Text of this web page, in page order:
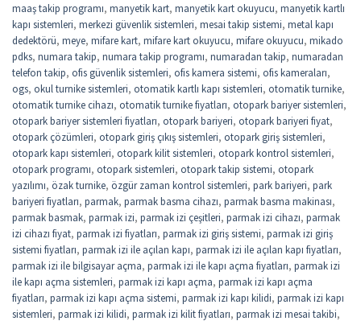
maaş takip programı, manyetik kart, manyetik kart okuyucu, manyetik kartlı
kapı sistemleri, merkezi güvenlik sistemleri, mesai takip sistemi, metal kapı
dedektörü, meye, mifare kart, mifare kart okuyucu, mifare okuyucu, mikado
pdks, numara takip, numara takip programı, numaradan takip, numaradan
telefon takip, ofis güvenlik sistemleri, ofis kamera sistemi, ofis kameraları,
ogs, okul turnike sistemleri, otomatik kartlı kapı sistemleri, otomatik turnike,
otomatik turnike cihazı, otomatik turnike fiyatları, otopark bariyer sistemleri,
otopark bariyer sistemleri fiyatları, otopark bariyeri, otopark bariyeri fiyat,
otopark çözümleri, otopark giriş çıkış sistemleri, otopark giriş sistemleri,
otopark kapı sistemleri, otopark kilit sistemleri, otopark kontrol sistemleri,
otopark programı, otopark sistemleri, otopark takip sistemi, otopark
yazılımı, özak turnike, özgür zaman kontrol sistemleri, park bariyeri, park
bariyeri fiyatları, parmak, parmak basma cihazı, parmak basma makinası,
parmak basmak, parmak izi, parmak izi çeşitleri, parmak izi cihazı, parmak
izi cihazı fiyat, parmak izi fiyatları, parmak izi giriş sistemi, parmak izi giriş
sistemi fiyatları, parmak izi ile açılan kapı, parmak izi ile açılan kapı fiyatları,
parmak izi ile bilgisayar açma, parmak izi ile kapı açma fiyatları, parmak izi
ile kapı açma sistemleri, parmak izi kapı açma, parmak izi kapı açma
fiyatları, parmak izi kapı açma sistemi, parmak izi kapı kilidi, parmak izi kapı
sistemleri, parmak izi kilidi, parmak izi kilit fiyatları, parmak izi mesai takibi,